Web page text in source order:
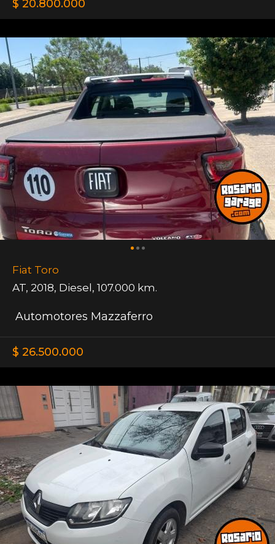
$ 20.800.000
Fiat Toro
AT, 2018, Diesel, 107.000 km.
Automotores Mazzaferro
$ 26.500.000